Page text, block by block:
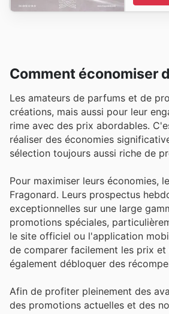
Comment économiser
Les amateurs de parfums et de
créations, mais aussi pour leur
rime avec des prix abordables.
réaliser des économies
sélection toujours aussi riche de
Pour maximiser leurs économies,
Fragonard. Leurs prospectus
exceptionnelles sur une large
promotions spéciales,
le site officiel ou l'application
de comparer facilement les prix
également débloquer des
Afin de profiter pleinement des
des promotions actuelles et des